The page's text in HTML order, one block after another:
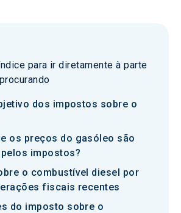
para ir diretamente à parte
dos impostos sobre o
os preços do gasóleo são
impostos?
o combustível diesel por
fiscais recentes
do imposto sobre o